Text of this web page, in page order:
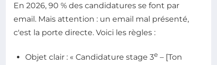
En 2026, 90 % des candidatures se font par
email. Mais attention : un email mal présenté,
c'est la porte directe. Voici les règles :
Objet clair : « Candidature stage 3e – [Ton